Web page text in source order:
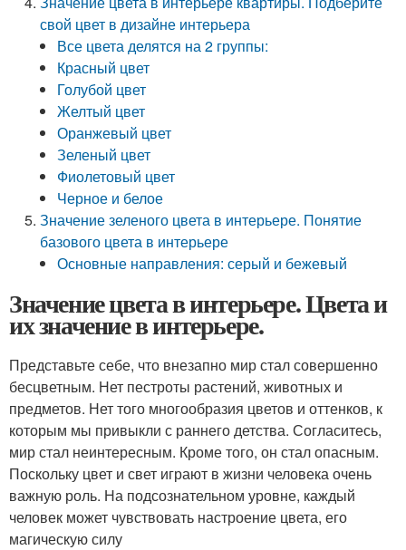
свой цвет в дизайне интерьера
Все цвета делятся на 2 группы:
Красный цвет
Голубой цвет
Желтый цвет
Оранжевый цвет
Зеленый цвет
Фиолетовый цвет
Черное и белое
Значение зеленого цвета в интерьере. Понятие
базового цвета в интерьере
Основные направления: серый и бежевый
Значение цвета в интерьере. Цвета и
их значение в интерьере.
Представьте себе, что внезапно мир стал совершенно
бесцветным. Нет пестроты растений, животных и
предметов. Нет того многообразия цветов и оттенков, к
которым мы привыкли с раннего детства. Согласитесь,
мир стал неинтересным. Кроме того, он стал опасным.
Поскольку цвет и свет играют в жизни человека очень
важную роль. На подсознательном уровне, каждый
человек может чувствовать настроение цвета, его
магическую силу